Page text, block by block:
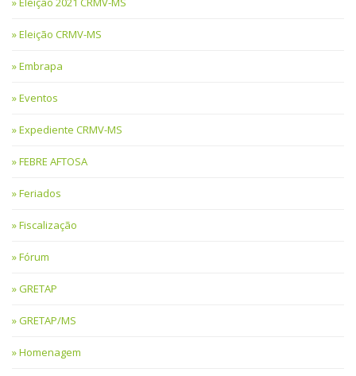
Eleição CRMV-MS
Embrapa
Eventos
Expediente CRMV-MS
FEBRE AFTOSA
Feriados
Fiscalização
Fórum
GRETAP
GRETAP/MS
Homenagem